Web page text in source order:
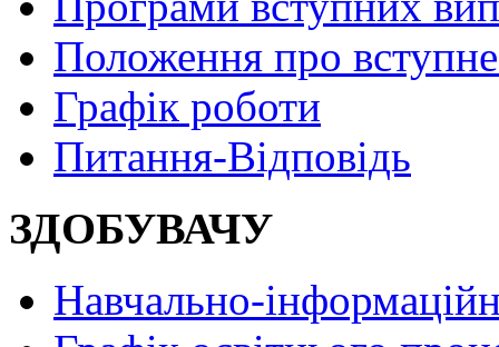
Положення про
Графік роботи
Питання-Відповідь
ЗДОБУВАЧУ
Навчально-